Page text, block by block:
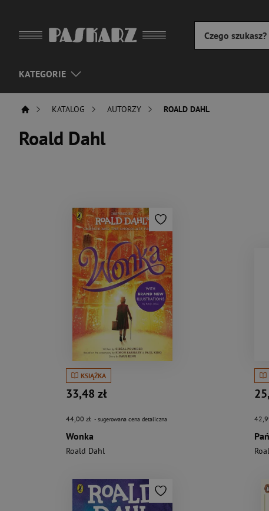
KATEGORIE
KATALOG AUTORZY ROALD DAHL
Roald Dahl
KSIĄŻKA
33,48 zł
44,00 zł - sugerowana cena detaliczna
Wonka
Roald Dahl